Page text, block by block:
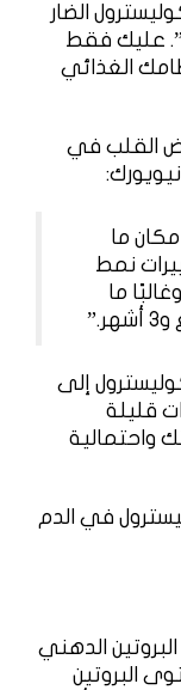
الضار
“LDL” ورفع الكوليسترول الجيد ” HDL”. عليك فقط
الغذائي
القلب في
ما
نمط
ما
إلى
قليلة
واحتمالية
في الدم
الدهني
البروتين